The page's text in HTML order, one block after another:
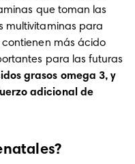
que toman las
multivitaminas para
contienen más ácido
para las futuras
grasos omega 3, y
adicional de